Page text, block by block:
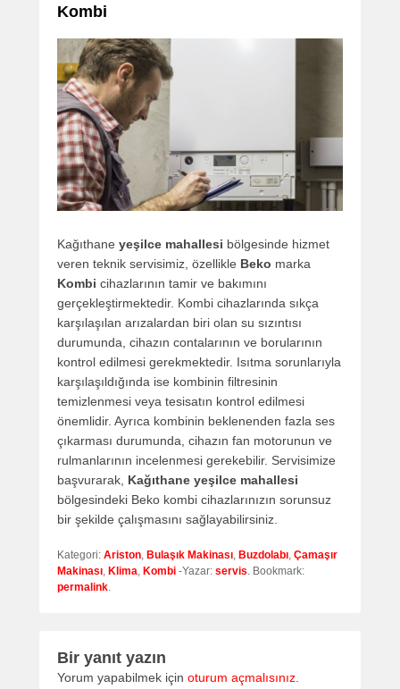
Kombi
Kağıthane yeşilce mahallesi bölgesinde hizmet
veren teknik servisimiz, özellikle Beko marka
Kombi cihazlarının tamir ve bakımını
gerçekleştirmektedir. Kombi cihazlarında sıkça
karşılaşılan arızalardan biri olan su sızıntısı
durumunda, cihazın contalarının ve borularının
kontrol edilmesi gerekmektedir. Isıtma sorunlarıyla
karşılaşıldığında ise kombinin filtresinin
temizlenmesi veya tesisatın kontrol edilmesi
önemlidir. Ayrıca kombinin beklenenden fazla ses
çıkarması durumunda, cihazın fan motorunun ve
rulmanlarının incelenmesi gerekebilir. Servisimize
başvurarak, Kağıthane yeşilce mahallesi
bölgesindeki Beko kombi cihazlarınızın sorunsuz
bir şekilde çalışmasını sağlayabilirsiniz.
Kategori: Ariston, Bulaşık Makinası, Buzdolabı, Çamaşır
Makinası, Klima, Kombi -Yazar: servis. Bookmark:
permalink.
Bir yanıt yazın
Yorum yapabilmek için oturum açmalısınız